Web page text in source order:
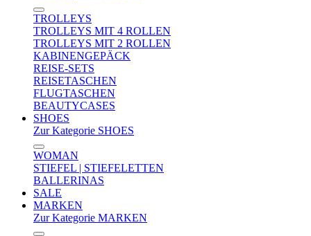
TROLLEYS
TROLLEYS MIT 4 ROLLEN
TROLLEYS MIT 2 ROLLEN
KABINENGEPÄCK
REISE-SETS
REISETASCHEN
FLUGTASCHEN
BEAUTYCASES
SHOES
Zur Kategorie SHOES
WOMAN
STIEFEL | STIEFELETTEN
BALLERINAS
SALE
MARKEN
Zur Kategorie MARKEN